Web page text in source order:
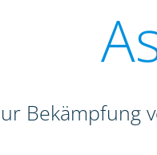
Bekämpfung